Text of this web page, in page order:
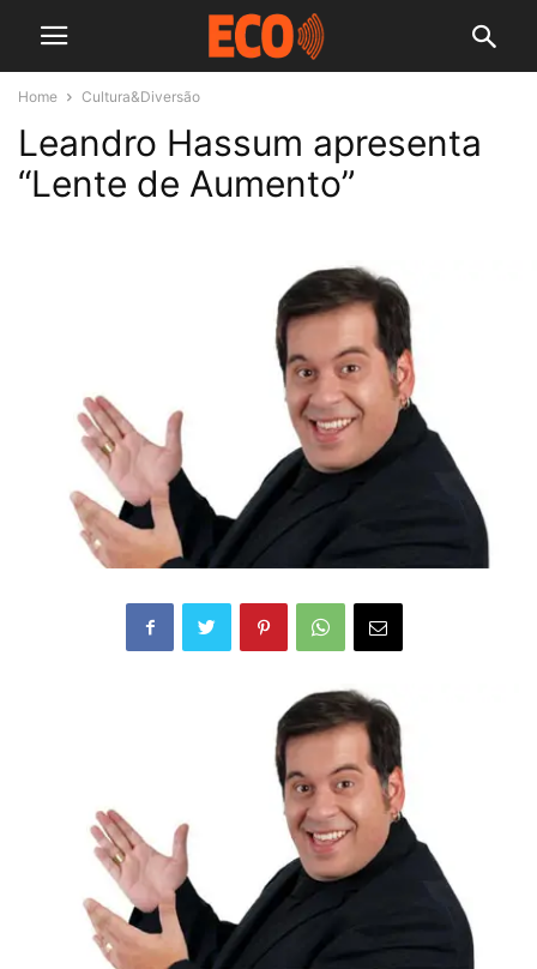
Home Cultura&Diversão
Leandro Hassum apresenta
“Lente de Aumento”